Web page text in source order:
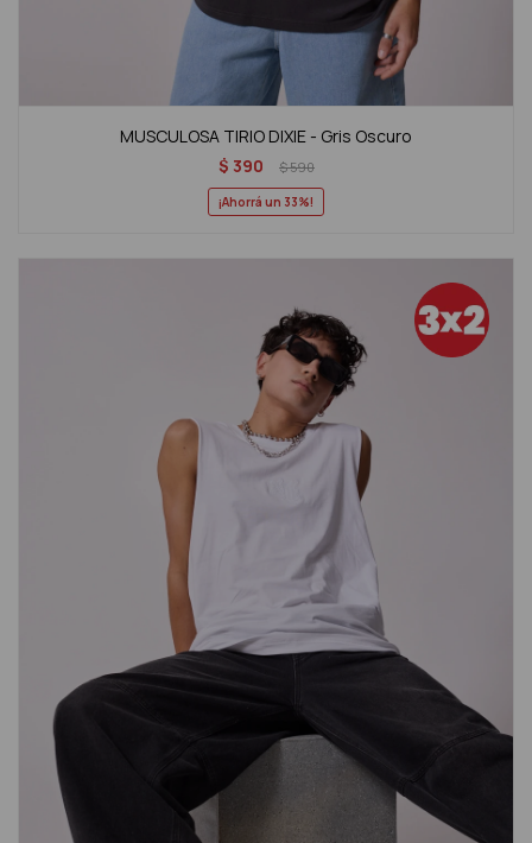
MUSCULOSA TIRIO DIXIE - Gris Oscuro
$ 390 $590
33